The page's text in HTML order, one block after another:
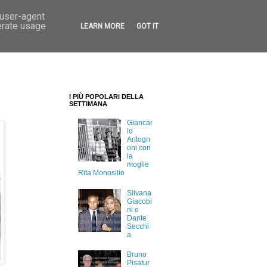
I PIÙ POPOLARI DELLA
SETTIMANA
Giancar
lo
Antogn
oni con
la
moglie
Rita Monosilio
Silvana
Giacobi
ni e
Dante
Secchi
a
Bruno
Pisatur
agent
usage
LEARN MORE GOT IT